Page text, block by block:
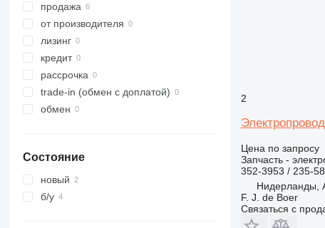
продажа
от производителя
лизинг
кредит
рассрочка
trade-in (обмен с доплатой)
обмен
Состояние
новый
б/у
2
Цена по запросу
Запчасть -
352-3953 / 235-
Нидерланды,
F. J. de Boer
Связаться с